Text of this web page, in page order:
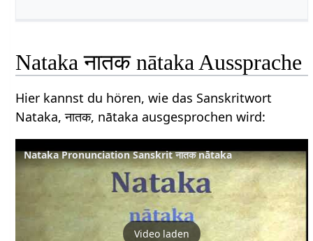
Nataka नातक nātaka Aussprache
Hier kannst du hören, wie das Sanskritwort
Nataka, नातक, nātaka ausgesprochen wird:
Nataka Pronunciation Sanskrit नातक nātaka
Video laden